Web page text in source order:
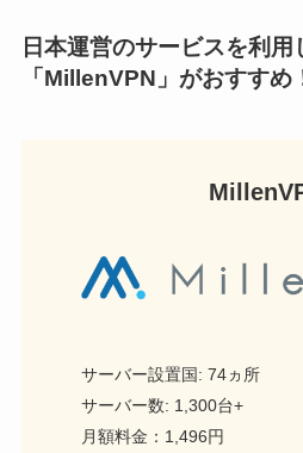
日本運営のサービスを利用
「MillenVPN」がおすすめ
サーバー設置国: 74ヵ所
サーバー数: 1,300台+
月額料金：1,496円